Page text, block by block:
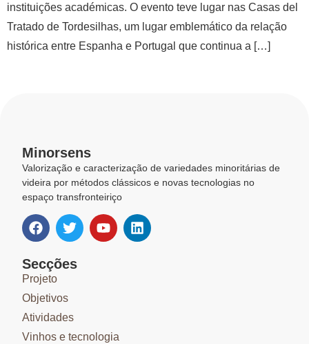
instituições académicas. O evento teve lugar nas Casas del
Tratado de Tordesilhas, um lugar emblemático da relação
histórica entre Espanha e Portugal que continua a […]
Minorsens
Valorização e caracterização de variedades minoritárias de
videira por métodos clássicos e novas tecnologias no
espaço transfronteiriço
Secções
Projeto
Objetivos
Atividades
Vinhos e tecnologia